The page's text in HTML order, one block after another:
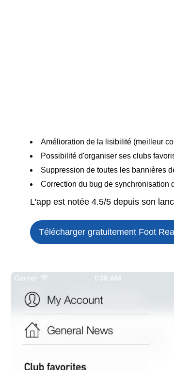
Amélioration de la lisibilité (meilleur
Possibilité d'organiser ses clubs
Suppression de toutes les bannières
Correction du bug de synchronisation
L'app est notée 4.5/5 depuis son
Télécharger gratuitement Foot